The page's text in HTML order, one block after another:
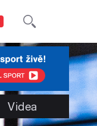
Videa